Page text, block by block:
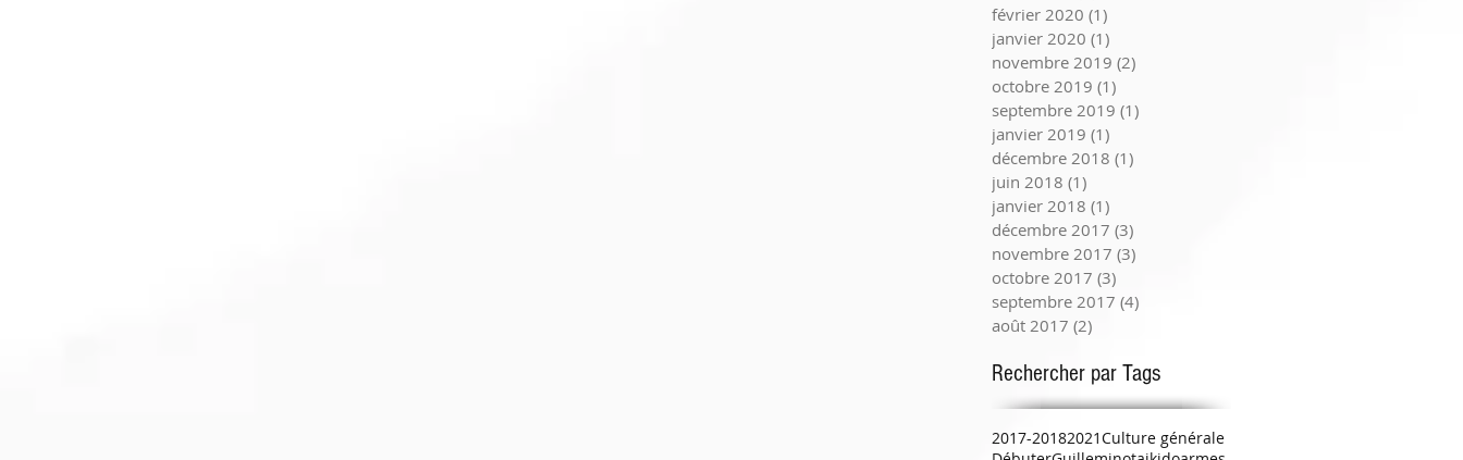
février 2020 (1)
janvier 2020 (1)
novembre 2019 (2)
octobre 2019 (1)
septembre 2019 (1)
janvier 2019 (1)
décembre 2018 (1)
juin 2018 (1)
janvier 2018 (1)
décembre 2017 (3)
novembre 2017 (3)
octobre 2017 (3)
septembre 2017 (4)
août 2017 (2)
Rechercher par Tags
2017-20182021Culture générale